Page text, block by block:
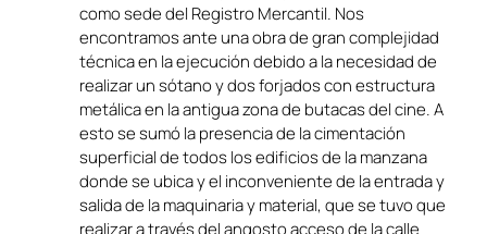
como sede del Registro Mercantil. Nos
encontramos ante una obra de gran complejidad
técnica en la ejecución debido a la necesidad de
realizar un sótano y dos forjados con estructura
metálica en la antigua zona de butacas del cine. A
esto se sumó la presencia de la cimentación
superficial de todos los edificios de la manzana
donde se ubica y el inconveniente de la entrada y
salida de la maquinaria y material, que se tuvo que
realizar a través del angosto acceso de la calle